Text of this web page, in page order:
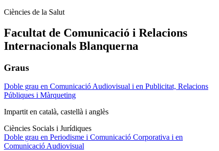
Ciències de la Salut
Facultat de Comunicació i Relacions
Internacionals Blanquerna
Graus
Doble grau en Comunicació Audiovisual i en Publicitat, Relacions
Públiques i Màrqueting
Impartit en català, castellà i anglès
Ciències Socials i Jurídiques
Doble grau en Periodisme i Comunicació Corporativa i en
Comunicació Audiovisual